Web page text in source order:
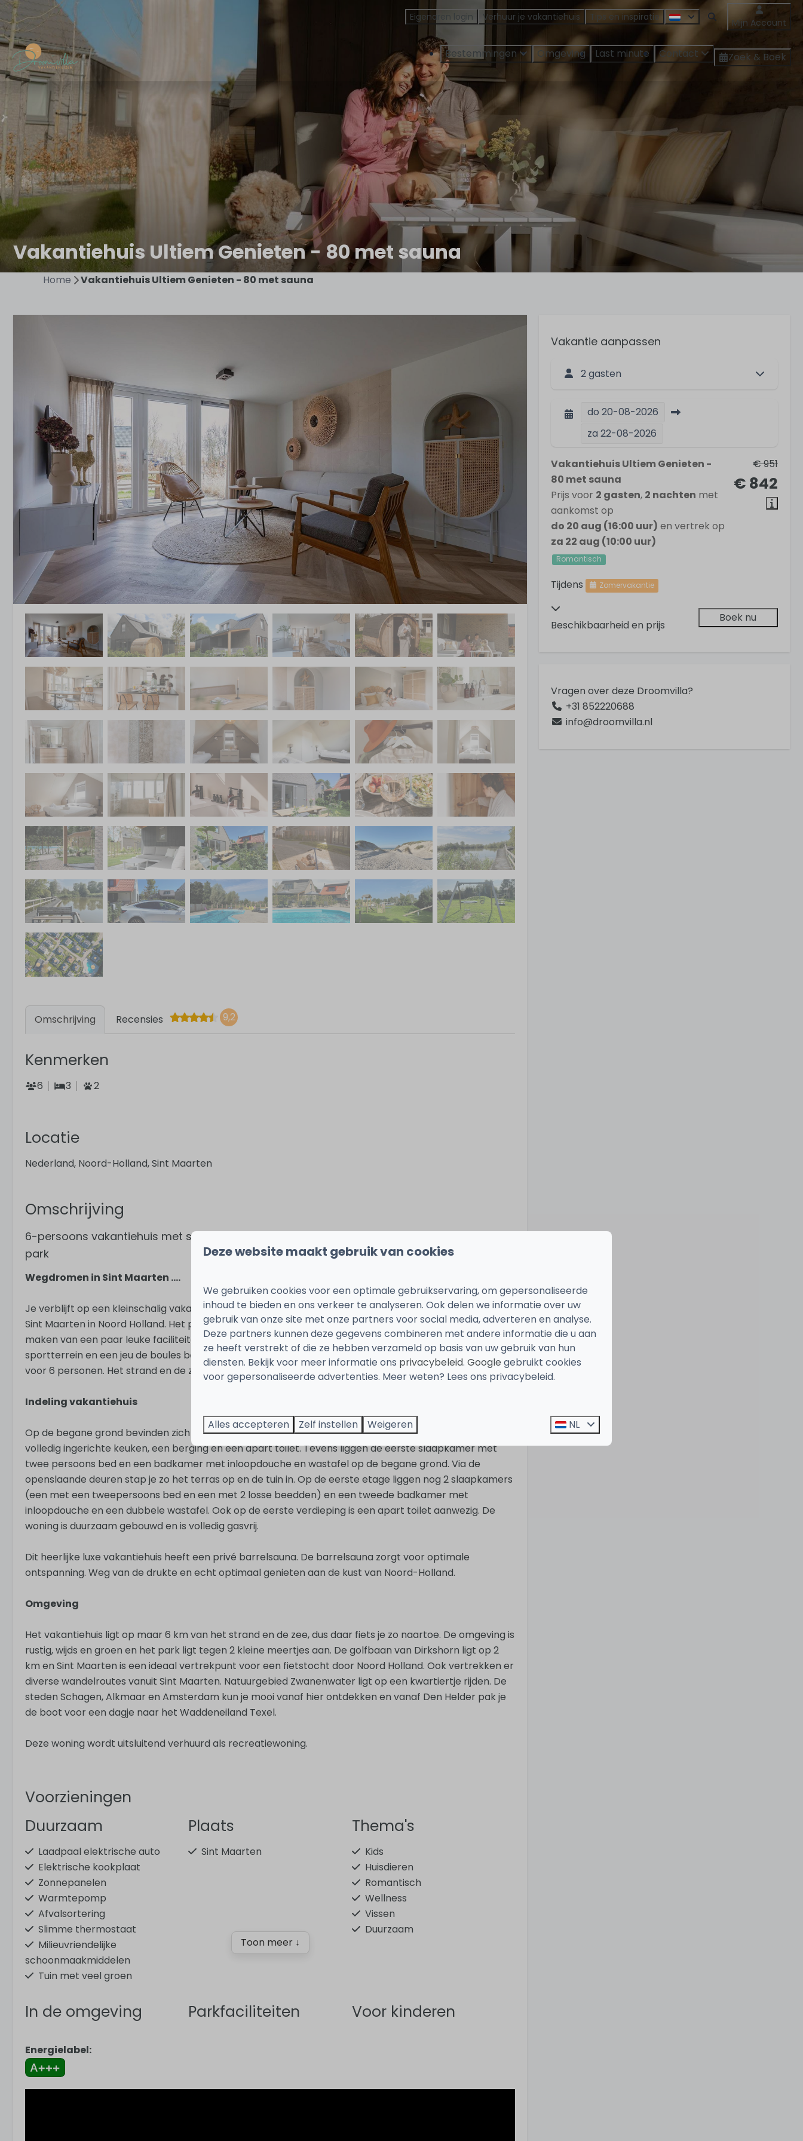
Eigenaren login Verhuur je vakantiehuis Tips en inspiratie Mijn Account
Bestemmingen Omgeving Last minute Contact Zoek & Boek
Vakantiehuis Ultiem Genieten - 80 met sauna
Home Vakantiehuis Ultiem Genieten - 80 met sauna
Omschrijving Recensies 9,2
Kenmerken
6 3 2
Locatie
Nederland, Noord-Holland, Sint Maarten
Omschrijving
6-persoons vakantiehuis met sauna, openlucht zwembad, dichtbij het strand, kleinschalig
park
Wegdromen in Sint Maarten ....
Je verblijft op een kleinschalig vakantiepark in een prachtig, nieuw, duurzaam gebouwd vakantiehuis in
Sint Maarten in Noord Holland. Het parkje ligt in het groen, aan twee waterplassen. Je mag gebruik
maken van een paar leuke faciliteiten van het park, zoals het openlucht zwembad, een speeltuin, een
sportterrein en een jeu de boules baan. Het huis heeft een fijne tuin en is van alle gemakken voorzien
voor 6 personen. Het strand en de zee liggen maar op 6 km dus neem lekker de fietsen mee!
Indeling vakantiehuis
Op de begane grond bevinden zich de mooie woonkamer met zithoek, TV en eettafel, de moderne en
volledig ingerichte keuken, een berging en een apart toilet. Tevens liggen de eerste slaapkamer met
twee persoons bed en een badkamer met inloopdouche en wastafel op de begane grond. Via de
openslaande deuren stap je zo het terras op en de tuin in. Op de eerste etage liggen nog 2 slaapkamers
(een met een tweepersoons bed en een met 2 losse beedden) en een tweede badkamer met
inloopdouche en een dubbele wastafel. Ook op de eerste verdieping is een apart toilet aanwezig. De
woning is duurzaam gebouwd en is volledig gasvrij.
Dit heerlijke luxe vakantiehuis heeft een privé barrelsauna. De barrelsauna zorgt voor optimale
ontspanning. Weg van de drukte en echt optimaal genieten aan de kust van Noord-Holland.
Omgeving
Het vakantiehuis ligt op maar 6 km van het strand en de zee, dus daar fiets je zo naartoe. De omgeving is
rustig, wijds en groen en het park ligt tegen 2 kleine meertjes aan. De golfbaan van Dirkshorn ligt op 2
km en Sint Maarten is een ideaal vertrekpunt voor een fietstocht door Noord Holland. Ook vertrekken er
diverse wandelroutes vanuit Sint Maarten. Natuurgebied Zwanenwater ligt op een kwartiertje rijden. De
steden Schagen, Alkmaar en Amsterdam kun je mooi vanaf hier ontdekken en vanaf Den Helder pak je
de boot voor een dagje naar het Waddeneiland Texel.
Deze woning wordt uitsluitend verhuurd als recreatiewoning.
Voorzieningen
Duurzaam
Laadpaal elektrische auto
Elektrische kookplaat
Zonnepanelen
Warmtepomp
Afvalsortering
Slimme thermostaat
Milieuvriendelijke
schoonmaakmiddelen
Tuin met veel groen
Plaats
Sint Maarten
Thema's
Kids
Huisdieren
Romantisch
Wellness
Vissen
Duurzaam
In de omgeving
Aan water
Bij golfbaan
Parkfaciliteiten Voor kinderen
Toon meer ↓
Energielabel:
Vakantie aanpassen
2 gasten
do 20-08-2026
za 22-08-2026
€ 951
€ 842
Vakantiehuis Ultiem Genieten -
80 met sauna
Prijs voor 2 gasten, 2 nachten met
aankomst op
do 20 aug (16:00 uur) en vertrek op
za 22 aug (10:00 uur)
Romantisch
Tijdens Zomervakantie
Beschikbaarheid en prijs
Boek nu
Vragen over deze Droomvilla?
+31 852220688
info@droomvilla.nl
Deze website maakt gebruik van cookies
We gebruiken cookies voor een optimale gebruikservaring, om gepersonaliseerde
inhoud te bieden en ons verkeer te analyseren. Ook delen we informatie over uw
gebruik van onze site met onze partners voor social media, adverteren en analyse.
Deze partners kunnen deze gegevens combineren met andere informatie die u aan
ze heeft verstrekt of die ze hebben verzameld op basis van uw gebruik van hun
diensten. Bekijk voor meer informatie ons privacybeleid. Google gebruikt cookies
voor gepersonaliseerde advertenties. Meer weten? Lees ons privacybeleid.
Alles accepteren Zelf instellen Weigeren NL